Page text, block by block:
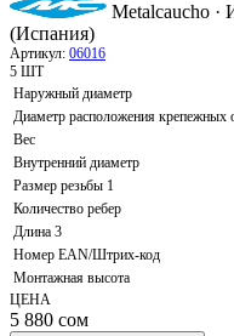
Metalcaucho ·
(Испания)
Артикул: 06016
5 ШТ
Наружный диаметр
Диаметр расположения крепежных
Вес
Внутренний диаметр
Размер резьбы 1
Количество ребер
Длина 3
Номер EAN/Штрих-код
Монтажная высота
ЦЕНА
5 880 сом